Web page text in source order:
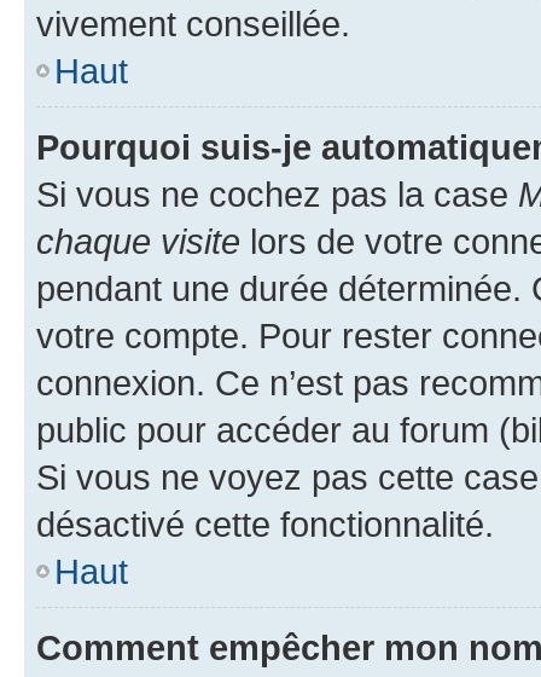
vivement conseillée.
Haut
Pourquoi suis-je
Si vous ne cochez pas la case
chaque visite lors de votre
pendant une durée déterminée.
votre compte. Pour rester
connexion. Ce n’est pas
public pour accéder au forum
Si vous ne voyez pas cette
désactivé cette fonctionnalité.
Haut
Comment empêcher mon